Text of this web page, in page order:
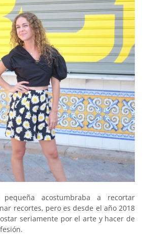
acostumbraba a recortar
recortes, pero es desde el año 2018
seriamente por el arte y hacer de